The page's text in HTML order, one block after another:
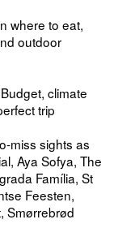
where to eat,
outdoor
climate
trip
miss sights as
Aya Sofya, The
Família, St
Feesten,
Smørrebrød